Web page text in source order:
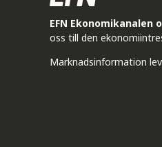
EFN Ekonomikanalen
oss till den
Marknadsinformation